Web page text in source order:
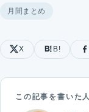
月間まとめ
X B!
この記事を書いた人